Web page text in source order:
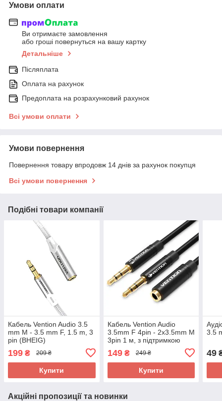
Умови оплати
Ви отримаєте замовлення
або гроші повернуться на вашу картку
Детальніше
Післяплата
Оплата на рахунок
Предоплата на розрахунковий рахунок
Всі умови оплати
Умови повернення
Повернення товару впродовж 14 днів за рахунок покупця
Всі умови повернення
Подібні товари компанії
Кабель Vention Audio 3.5
mm M - 3.5 mm F, 1.5 m, 3
pin (BHEIG)
199 ₴ 209 ₴
Купити
Кабель Vention Audio
3.5mm F 4pin - 2x3.5mm M
3pin 1 м, з підтримкою
(BBTBF)
149₴ 249 ₴
Купити
3.5
49
Акційні пропозиції та новинки